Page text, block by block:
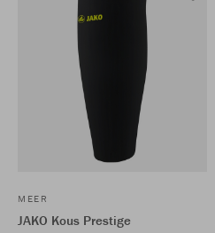
MEER
JAKO Kous Prestige